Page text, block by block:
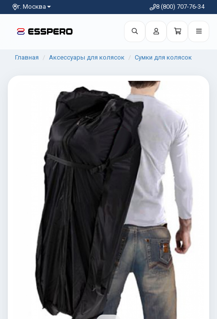
г. Москва 8 (800) 707-76-34
Главная Аксессуары для колясок Сумки для колясок